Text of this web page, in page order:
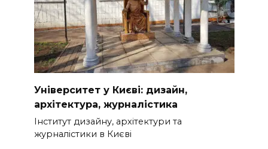
Університет у Києві: дизайн,
архітектура, журналістика
Інститут дизайну, архітектури та
журналістики в Києві